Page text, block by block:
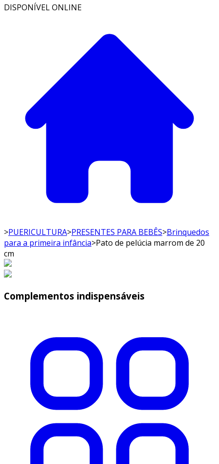
DISPONÍVEL ONLINE
>PUERICULTURA>PRESENTES PARA BEBÊS>Brinquedos
para a primeira infância>Pato de pelúcia marrom de 20
cm
Complementos indispensáveis